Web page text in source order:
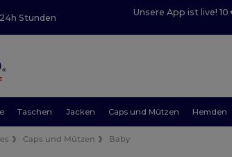
Stunden
Unsere App ist live!
Taschen Jacken Caps und Mützen Hemden
Caps und Mützen Baby